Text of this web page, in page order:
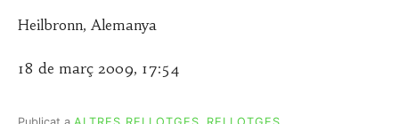
Heilbronn, Alemanya
18 de març 2009, 17:54